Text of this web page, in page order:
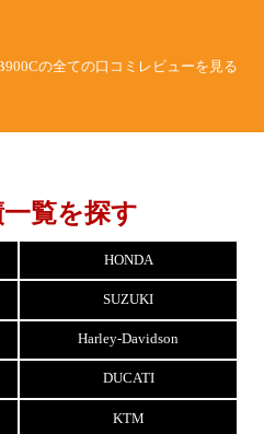
の全ての口コミレビューを見る
覧を探す
HONDA
SUZUKI
Harley-Davidson
DUCATI
KTM